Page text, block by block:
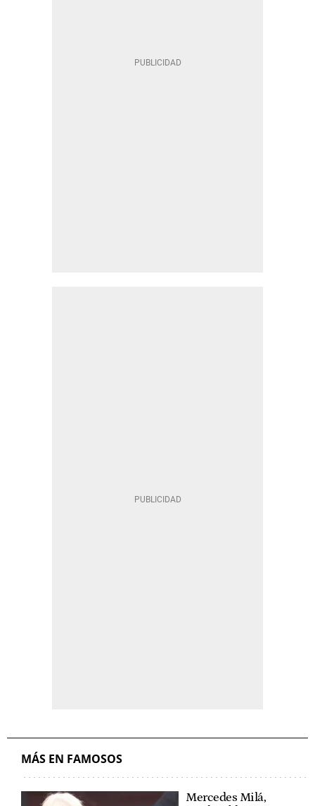
MÁS EN FAMOSOS
Mercedes Milá,